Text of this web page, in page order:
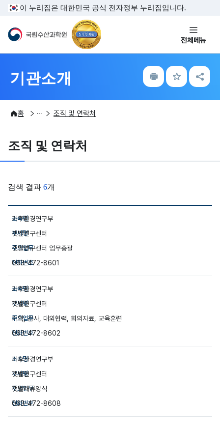
주메뉴 바로가기
본문내용 바로가기
이 누리집은 대한민국 공식 전자정부 누리집입니다.
국립수산과학원
전체메뉴
기관소개
인
쇄
즐
겨
공
유
홈
기관소개
조직 및 직원안내조직 및 연락처
조직 및 연락처
검색 결과 6개
기후환경연구부
갯벌연구센터
갯벌연구센터 업무총괄
063-472-8601
기후환경연구부
갯벌연구센터
기획, 감사, 대외협력, 회의자료, 교육훈련
063-472-8602
기후환경연구부
갯벌연구센터
갯벌패류양식
063-472-8608